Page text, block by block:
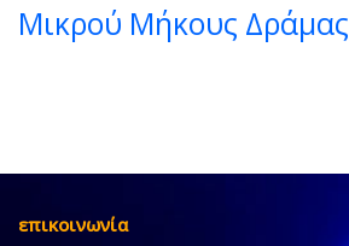
Μικρού Μήκους Δράμας
επικοινωνία